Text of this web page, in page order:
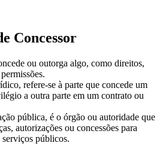
Concessor
ou outorga algo, como direitos,
refere-se à parte que concede um
a outra parte em um contrato ou
pública, é o órgão ou autoridade que
autorizações ou concessões para
públicos.